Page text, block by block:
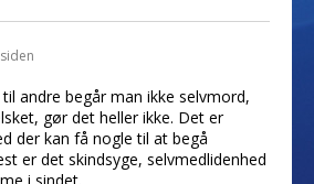
andre begår man ikke selvmord,
gør det heller ikke. Det er
der kan få nogle til at begå
er det skindsyge, selvmedlidenhed